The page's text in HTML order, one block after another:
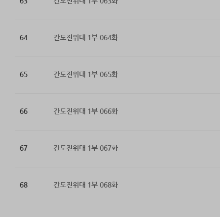
64 간도진위대 1부 064화
65 간도진위대 1부 065화
66 간도진위대 1부 066화
67 간도진위대 1부 067화
68 간도진위대 1부 068화